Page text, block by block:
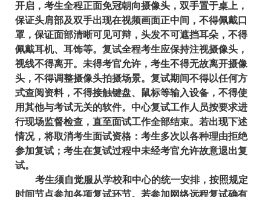
开启，考生全程正面免冠朝向摄像头，双手置于桌上，
保证头肩部及双手出现在视频画面正中间，不得佩戴口
罩，保证面部清晰可见可辩，头发不可遮挡耳朵，不得
佩戴耳机、耳饰等。复试全程考生应保持注视摄像头，
视线不得离开。未得考官允许，考生不得无故离开摄像
头，不得调整摄像头拍摄场景。复试期间不得以任何方
式查阅资料，不得接触键盘、鼠标等输入设备，不得使
用其他与考试无关的软件。中心复试工作人员按要求进
行现场监督检查，直至面试工作全部结束。若出现下述
情况，将取消考生面试资格：考生多次以各种理由拒绝
参加复试；考生在复试过程中未经考官允许故意退出复
试。
考生须自觉服从学校和中心的统一安排，按照规定
时间节点参加各项复试环节。若参加网络远程复试确有